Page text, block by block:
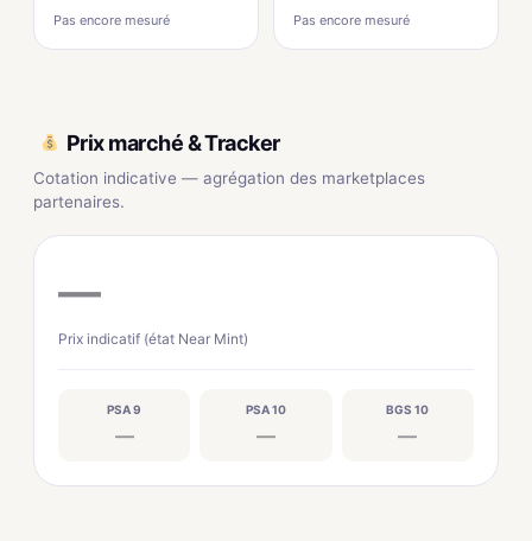
Pas encore mesuré Pas encore mesuré
Prix marché & Tracker
Cotation indicative — agrégation des marketplaces
partenaires.
—
Prix indicatif (état Near Mint)
PSA 9
—
PSA 10
—
BGS 10
—